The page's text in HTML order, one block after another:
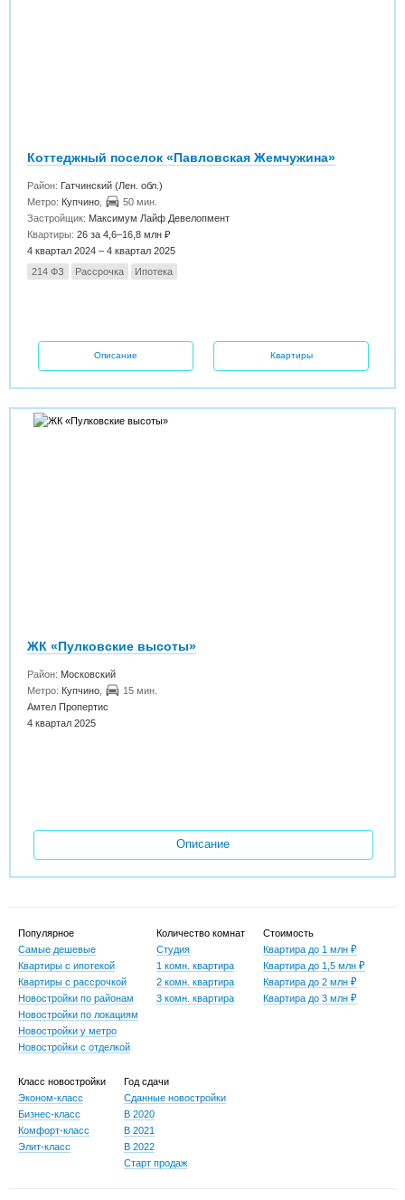
Коттеджный поселок «Павловская Жемчужина»
Район: Гатчинский (Лен. обл.)
Метро: Купчино
50 мин.
Застройщик: Максимум Лайф Девелопмент
Квартиры:26 за 4,6–16,8 млн ₽
4 квартал 2024 – 4 квартал 2025
214 ФЗ
Рассрочка Ипотека
Описание Квартиры
ЖК «Пулковские высоты»
Район: Московский
Метро: Купчино
15 мин.
Амтел Пропертис
4 квартал 2025
Описание
Популярное
Самые дешевые
Квартиры с ипотекой
Квартиры с рассрочкой
Новостройки по районам
Новостройки по локациям
Новостройки у метро
Новостройки с отделкой
Количество комнат
Студия
1 комн. квартира
2 комн. квартира
3 комн. квартира
Стоимость
Квартира до 1 млн ₽
Квартира до 1,5 млн ₽
Квартира до 2 млн ₽
Квартира до 3 млн ₽
Класс новостройки
Эконом-класс
Бизнес-класс
Комфорт-класс
Элит-класс
Год сдачи
Сданные новостройки
В 2020
В 2021
В 2022
Старт продаж